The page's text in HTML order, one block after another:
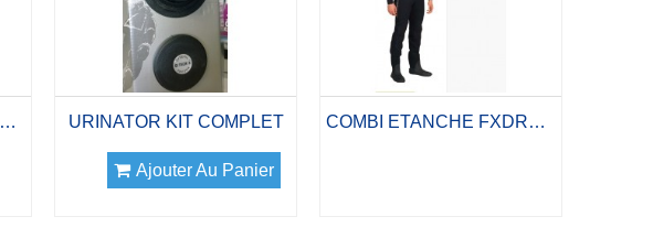
COMBI ETANCHE KVA KEVLAR HOMME URINATOR KIT COMPLET
Ajouter Au Panier
COMBI ETANCHE FXDRY 300 SUPRATEX HOMME